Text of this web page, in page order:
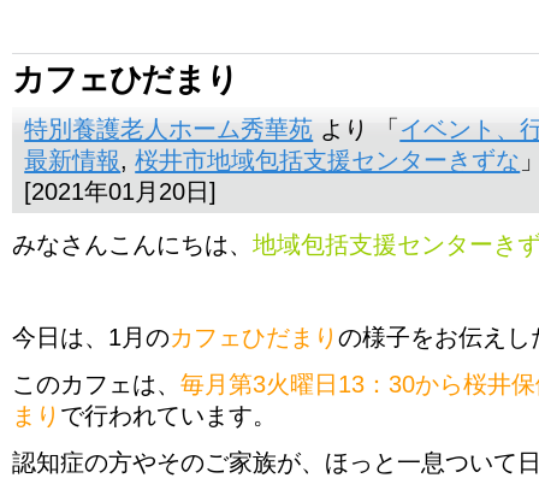
カフェひだまり
特別養護老人ホーム秀華苑 より 「 イベント、
最新情報,桜井市地域包括支援センターきずな
[2021年01月20日]
みなさんこんにちは、 地域包括支援センターき
今日は、1月のカフェひだまり の様子をお伝え
このカフェは、 毎月第3火曜日13：30から桜井
まり で行われています。
認知症の方やそのご家族が、ほっと一息ついて